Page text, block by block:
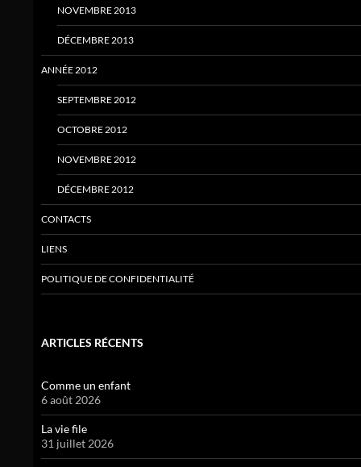
NOVEMBRE 2013
DÉCEMBRE 2013
ANNÉE 2012
SEPTEMBRE 2012
OCTOBRE 2012
NOVEMBRE 2012
DÉCEMBRE 2012
CONTACTS
LIENS
POLITIQUE DE CONFIDENTIALITÉ
ARTICLES RÉCENTS
Comme un enfant
6 août 2026
La vie file
31 juillet 2026